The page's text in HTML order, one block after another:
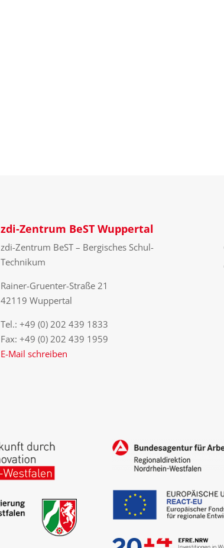
zdi-Zentrum BeST Wuppertal
zdi-Zentrum BeST – Bergisches Schul-
Technikum
Rainer-Gruenter-Straße 21
42119 Wuppertal
Tel.: +49 (0) 202 439 1833
Fax: +49 (0) 202 439 1959
E-Mail schreiben